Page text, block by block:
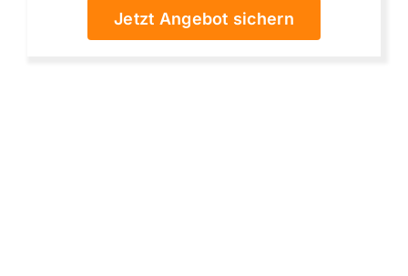
Jetzt Angebot sichern